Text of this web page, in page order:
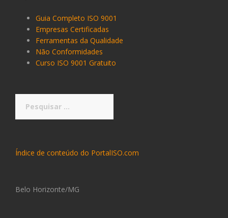
Guia Completo ISO 9001
Empresas Certificadas
Ferramentas da Qualidade
Não Conformidades
Curso ISO 9001 Gratuito
por:
Índice de conteúdo do PortalISO.com
Belo Horizonte/MG